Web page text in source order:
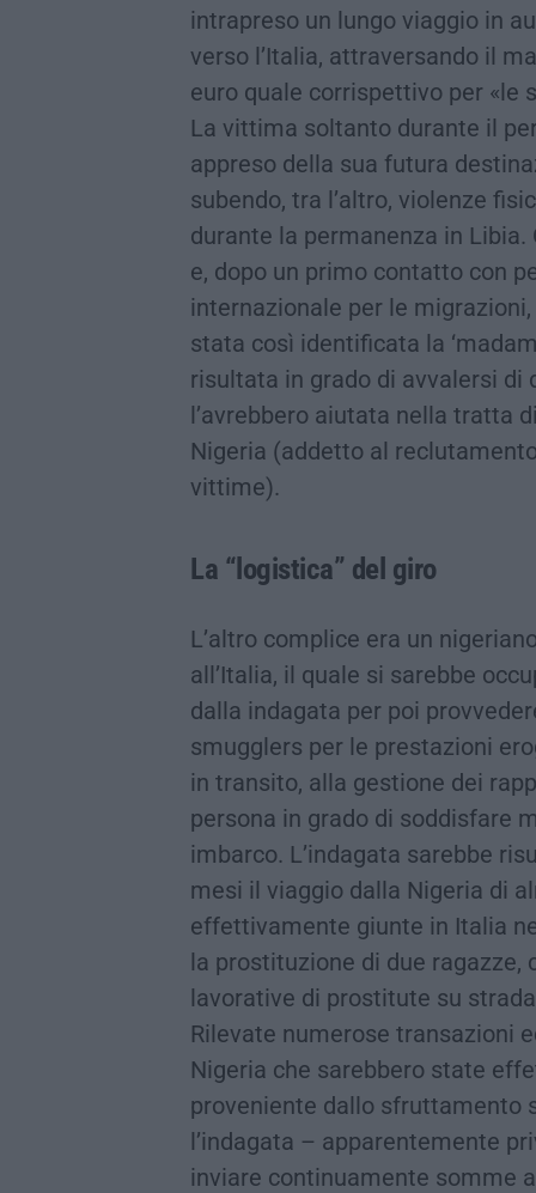
intrapreso un lungo viaggio in
verso l’Italia, attraversando il
euro quale corrispettivo per «le
La vittima soltanto durante il
appreso della sua futura
subendo, tra l’altro, violenze
durante la permanenza in
e, dopo un primo contatto con
internazionale per le
stata così identificata la
risultata in grado di avvalersi di
l’avrebbero aiutata nella tratta
Nigeria (addetto al
vittime).
La “logistica” del giro
L’altro complice era un
all’Italia, il quale si sarebbe
dalla indagata per poi
smugglers per le prestazioni
in transito, alla gestione dei
persona in grado di soddisfare
imbarco. L’indagata sarebbe
mesi il viaggio dalla Nigeria di
effettivamente giunte in Italia
la prostituzione di due ragazze,
lavorative di prostitute su
Rilevate numerose transazioni
Nigeria che sarebbero state
proveniente dallo sfruttamento
l’indagata – apparentemente
inviare continuamente somme